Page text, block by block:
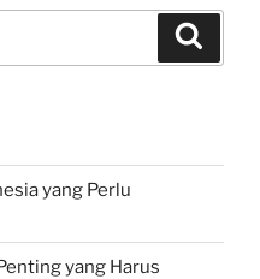
yang Perlu
yang Harus